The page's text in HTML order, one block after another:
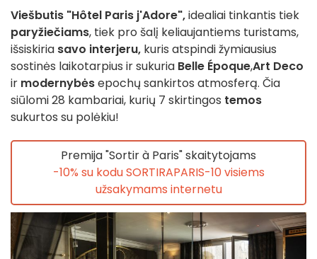
Viešbutis "Hôtel Paris j'Adore",idealiai tinkantis tiek
paryžiečiams, tiek pro šalį keliaujantiems turistams,
išsiskiria savo interjeru, kuris atspindi žymiausius
sostinės laikotarpius ir sukuria Belle Époque,Art Deco
ir modernybėsepochų sankirtos atmosferą. Čia
siūlomi 28 kambariai, kurių 7 skirtingos temos
sukurtos su polėkiu!
Premija "Sortir à Paris" skaitytojams
-10% su koduSORTIRAPARIS-10visiems
užsakymams internetu